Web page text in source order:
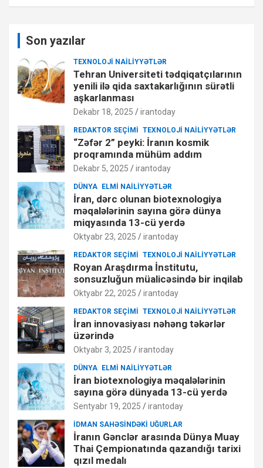
Son yazılar
TEXNOLOJI NAILIYYƏTLƏR
Tehran Universiteti tədqiqatçılarının
yenili ilə qida saxtakarlığının sürətli
aşkarlanması
Dekabr 18, 2025 irantoday
REDAKTOR SEÇIMI TEXNOLOJI NAILIYYƏTLƏR
“Zəfər 2” peyki: İranın kosmik
proqramında mühüm addım
Dekabr 5, 2025 irantoday
DÜNYA ELMI NAILIYYƏTLƏR
İran, dərc olunan biotexnologiya
məqalələrinin sayına görə dünya
miqyasında 13-cü yerdə
Oktyabr 23, 2025 irantoday
REDAKTOR SEÇIMI TEXNOLOJI NAILIYYƏTLƏR
Royan Araşdırma İnstitutu,
sonsuzluğun müalicəsində bir inqilab
Oktyabr 22, 2025 irantoday
REDAKTOR SEÇIMI TEXNOLOJI NAILIYYƏTLƏR
İran innovasiyası nəhəng təkərlər
üzərində
Oktyabr 3, 2025 irantoday
DÜNYA ELMI NAILIYYƏTLƏR
İran biotexnologiya məqalələrinin
sayına görə dünyada 13-cü yerdə
Sentyabr 19, 2025 irantoday
İDMAN SAHƏSINDƏKI UĞURLAR
İranın Gənclər arasında Dünya Muay
Thai Çempionatında qazandığı tarixi
qızıl medalı